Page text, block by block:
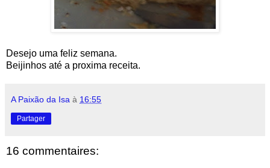
Desejo uma feliz semana.
Beijinhos até a proxima receita.
A Paixão da Isa à 16:55
Partager
16 commentaires: